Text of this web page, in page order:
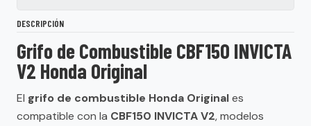
DESCRIPCIÓN
Grifo de Combustible CBF150 INVICTA
V2 Honda Original
El grifo de combustible Honda Originales
compatible con la CBF150 INVICTA V2, modelos